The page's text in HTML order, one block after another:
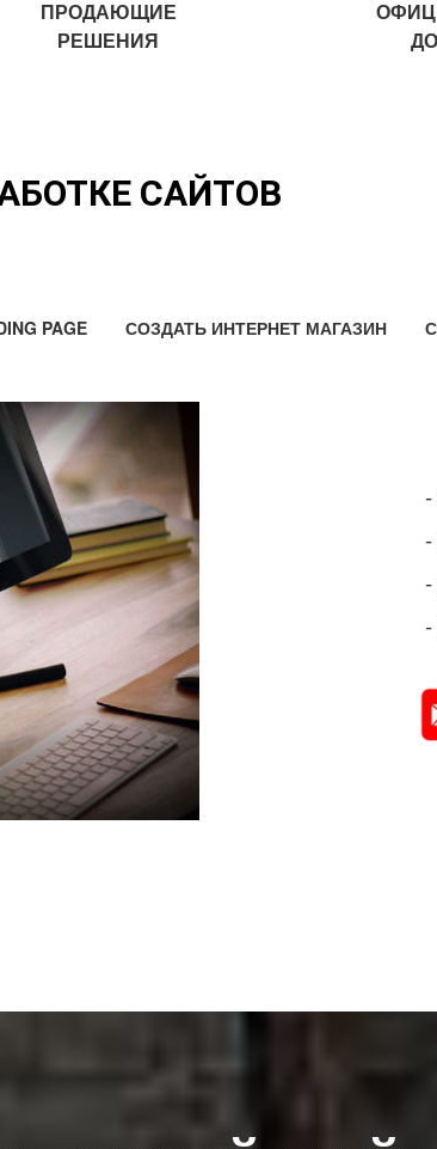
ПРОДАЮЩИЕ
РЕШЕНИЯ
САЙТОВ
PAGE СОЗДАТЬ ИНТЕРНЕТ МАГАЗИН